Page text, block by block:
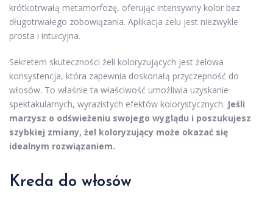
krótkotrwałą metamorfozę, oferując intensywny kolor bez
długotrwałego zobowiązania. Aplikacja żelu jest niezwykle
prosta i intuicyjna.
Sekretem skuteczności żeli koloryzujących jest żelowa
konsystencja, która zapewnia doskonałą przyczepność do
włosów. To właśnie ta właściwość umożliwia uzyskanie
spektakularnych, wyrazistych efektów kolorystycznych. Jeśli
marzysz o odświeżeniu swojego wyglądu i poszukujesz
szybkiej zmiany, żel koloryzujący może okazać się
idealnym rozwiązaniem.
Kreda do włosów